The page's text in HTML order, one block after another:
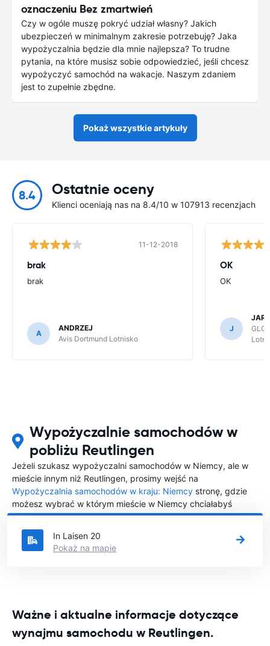
oznaczeniu Bez zmartwień
Czy w ogóle muszę pokryć udział własny? Jakich
ubezpieczeń w minimalnym zakresie potrzebuję? Jaka
wypożyczalnia będzie dla mnie najlepsza? To trudne
pytania, na które musisz sobie odpowiedzieć, jeśli chcesz
wypożyczyć samochód na wakacje. Naszym zdaniem
jest to zupełnie zbędne.
Pokaż wszystkie artykuły
8.4 Ostatnie oceny
Klienci oceniają nas na 8.4/10 w 107913 recenzjach
11-12-2018
brak
brak
A
ANDRZEJ
Avis Dortmund Lotnisko
OK
OK
J
Wypożyczalnie samochodów w
pobliżu Reutlingen
Jeżeli szukasz wypożyczalni samochodów w Niemcy, ale w
mieście innym niż Reutlingen, prosimy wejść na
Wypożyczalnia samochodów w kraju: Niemcy stronę, gdzie
możesz wybrać w którym mieście w Niemcy chciałabyś
wypożyczyć samochód.
In Laisen 20
Pokaż na mapie
Ważne i aktualne informacje dotyczące
wynajmu samochodu w Reutlingen.